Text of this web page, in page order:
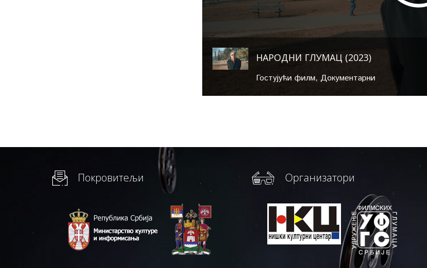
НАРОДНИ ГЛУМАЦ (2023)
Гостујући филм, Документарни
Покровитељи Организатори